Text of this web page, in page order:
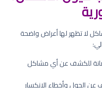
لا تظهر لها أعراض واضحة
للكشف عن أي مشاكل
الحول وأخطاء الانكسار